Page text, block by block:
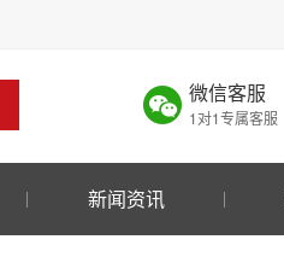
微信客服
1对1专属客服
新闻资讯